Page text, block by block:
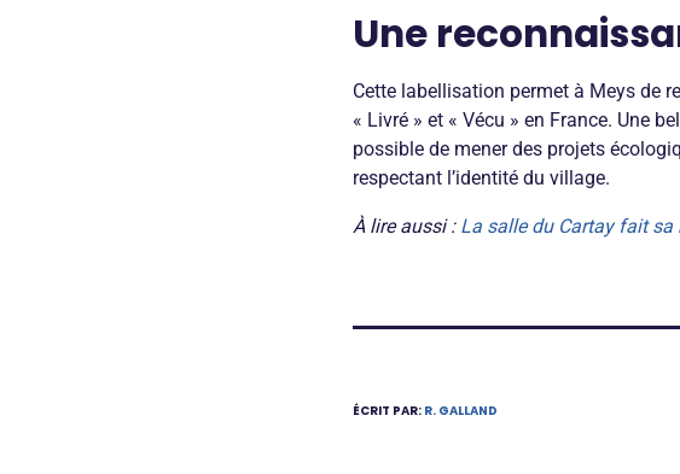
Une
Cette labellisation permet à Meys de
« Livré » et « Vécu » en France. Une
possible de mener des projets
respectant l’identité du village.
À lire aussi : La salle du Cartay fait sa
ÉCRIT PAR: R. GALLAND